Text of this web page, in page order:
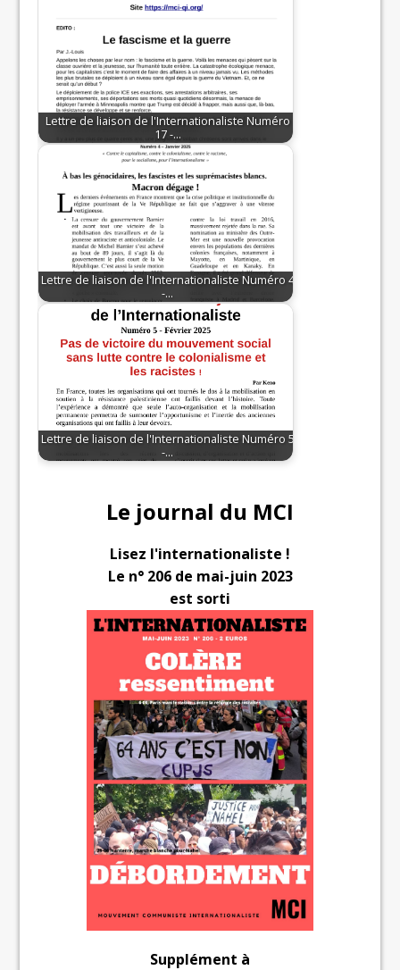
Lettre de liaison de l'Internationaliste Numéro
17 -…
Lettre de liaison de l'Internationaliste Numéro 4
-…
Lettre de liaison de l'Internationaliste Numéro 5
-…
Le journal du MCI
Lisez l'internationaliste !
Le n° 206 de mai-juin 2023
est sorti
Supplément à